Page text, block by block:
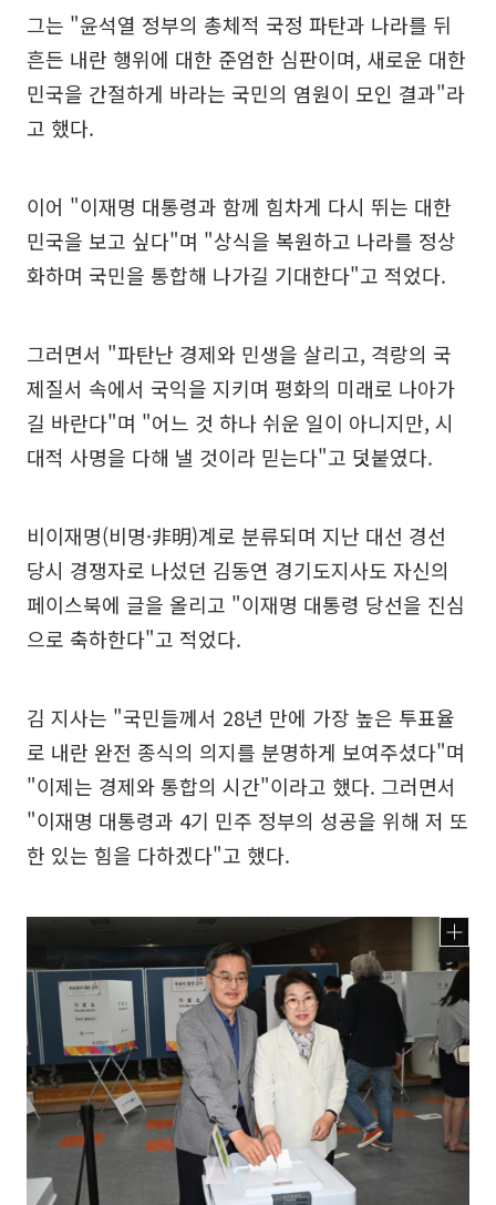
그는 "윤석열 정부의 총체적 국정 파탄과 나라를 뒤
흔든 내란 행위에 대한 준엄한 심판이며, 새로운 대한
민국을 간절하게 바라는 국민의 염원이 모인 결과"라
고 했다.
이어 "이재명 대통령과 함께 힘차게 다시 뛰는 대한
민국을 보고 싶다"며 "상식을 복원하고 나라를 정상
화하며 국민을 통합해 나가길 기대한다"고 적었다.
그러면서 "파탄난 경제와 민생을 살리고, 격랑의 국
제질서 속에서 국익을 지키며 평화의 미래로 나아가
길 바란다"며 "어느 것 하나 쉬운 일이 아니지만, 시
대적 사명을 다해 낼 것이라 믿는다"고 덧붙였다.
비이재명(비명·非明)계로 분류되며 지난 대선 경선
당시 경쟁자로 나섰던 김동연 경기도지사도 자신의
페이스북에 글을 올리고 "이재명 대통령 당선을 진심
으로 축하한다"고 적었다.
김 지사는 "국민들께서 28년 만에 가장 높은 투표율
로 내란 완전 종식의 의지를 분명하게 보여주셨다"며
"이제는 경제와 통합의 시간"이라고 했다. 그러면서
"이재명 대통령과 4기 민주 정부의 성공을 위해 저 또
한 있는 힘을 다하겠다"고 했다.